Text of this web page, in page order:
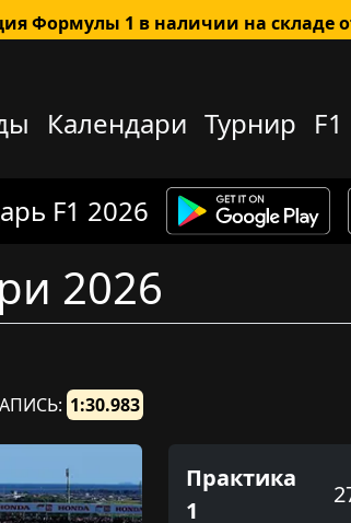
Формулы 1 в наличии на складе
Календари Турнир
F1 2026
2026
1:30.983
Практика
1